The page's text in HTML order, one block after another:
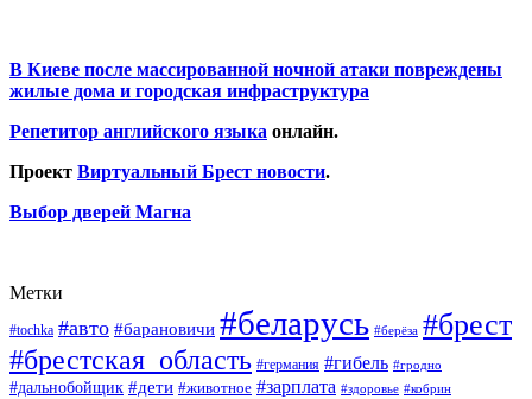
В Киеве после массированной ночной атаки повреждены
жилые дома и городская инфраструктура
Репетитор английского языка онлайн.
Проект Виртуальный Брест новости.
Выбор дверей Магна
Метки
#tochka #авто #барановичи #беларусь #берёза #брест
#брестская_область #германия #гибель #гродно
#дальнобойщик #дети #животное #зарплата #здоровье #кобрин